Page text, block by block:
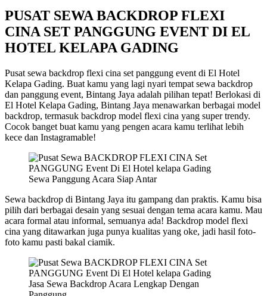
PUSAT SEWA BACKDROP FLEXI
CINA SET PANGGUNG EVENT DI EL
HOTEL KELAPA GADING
Pusat sewa backdrop flexi cina set panggung event di El Hotel
Kelapa Gading. Buat kamu yang lagi nyari tempat sewa backdrop
dan panggung event, Bintang Jaya adalah pilihan tepat! Berlokasi di
El Hotel Kelapa Gading, Bintang Jaya menawarkan berbagai model
backdrop, termasuk backdrop model flexi cina yang super trendy.
Cocok banget buat kamu yang pengen acara kamu terlihat lebih
kece dan Instagramable!
Sewa Panggung Acara Siap Antar
Sewa backdrop di Bintang Jaya itu gampang dan praktis. Kamu bisa
pilih dari berbagai desain yang sesuai dengan tema acara kamu. Mau
acara formal atau informal, semuanya ada! Backdrop model flexi
cina yang ditawarkan juga punya kualitas yang oke, jadi hasil foto-
foto kamu pasti bakal ciamik.
Jasa Sewa Backdrop Acara Lengkap Dengan